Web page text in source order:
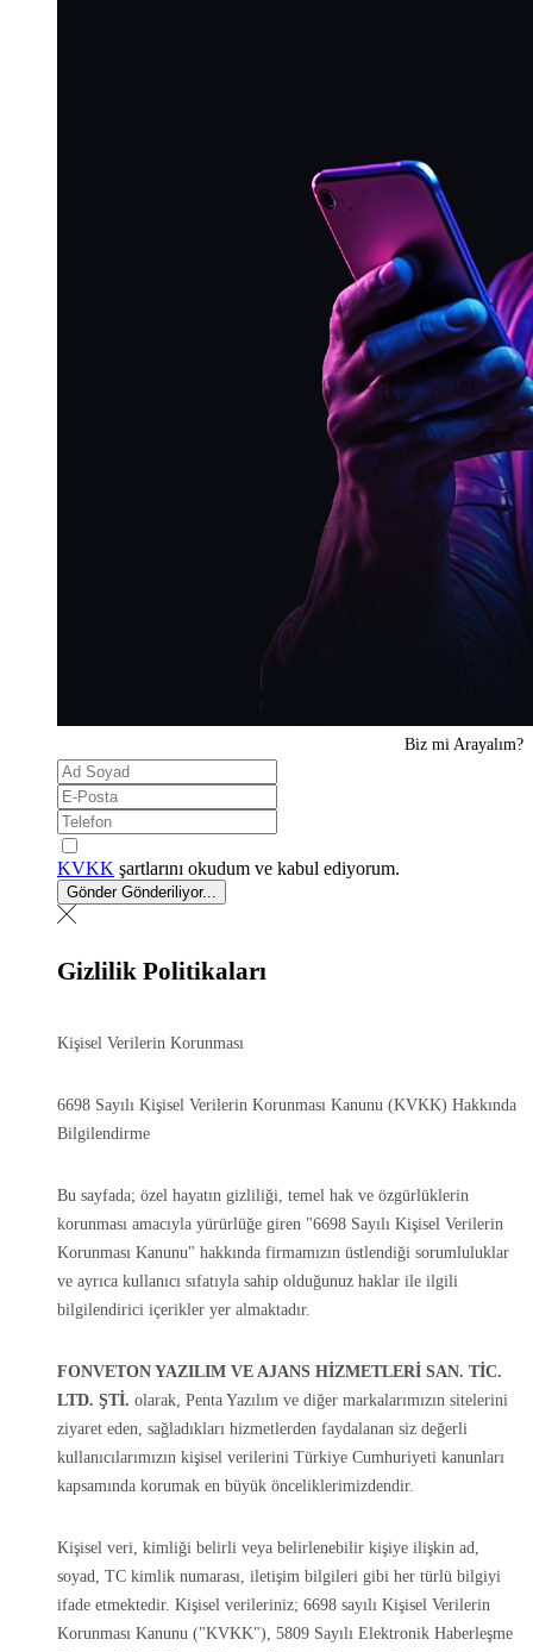
Biz mi Arayalım?
KVKK şartlarını okudum ve kabul ediyorum.
Gönder Gönderiliyor...
Gizlilik Politikaları
Kişisel Verilerin Korunması
6698 Sayılı Kişisel Verilerin Korunması Kanunu (KVKK) Hakkında
Bilgilendirme
Bu sayfada; özel hayatın gizliliği, temel hak ve özgürlüklerin
korunması amacıyla yürürlüğe giren "6698 Sayılı Kişisel Verilerin
Korunması Kanunu" hakkında firmamızın üstlendiği sorumluluklar
ve ayrıca kullanıcı sıfatıyla sahip olduğunuz haklar ile ilgili
bilgilendirici içerikler yer almaktadır.
FONVETON YAZILIM VE AJANS HİZMETLERİ SAN. TİC.
LTD. ŞTİ. olarak, Penta Yazılım ve diğer markalarımızın sitelerini
ziyaret eden, sağladıkları hizmetlerden faydalanan siz değerli
kullanıcılarımızın kişisel verilerini Türkiye Cumhuriyeti kanunları
kapsamında korumak en büyük önceliklerimizdendir.
Kişisel veri, kimliği belirli veya belirlenebilir kişiye ilişkin ad,
soyad, TC kimlik numarası, iletişim bilgileri gibi her türlü bilgiyi
ifade etmektedir. Kişisel verileriniz; 6698 sayılı Kişisel Verilerin
Korunması Kanunu ("KVKK"), 5809 Sayılı Elektronik Haberleşme